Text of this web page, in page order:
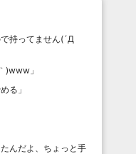
持ってません(´Д
)www 」
る 」
んだよ、ちょっと手